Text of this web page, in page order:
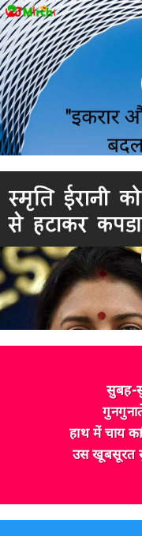
सुबह-
हाथ में चाय
उस खूबसूरत